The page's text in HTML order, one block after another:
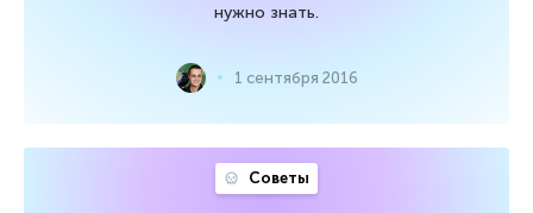
нужно знать.
1 сентября 2016
Советы